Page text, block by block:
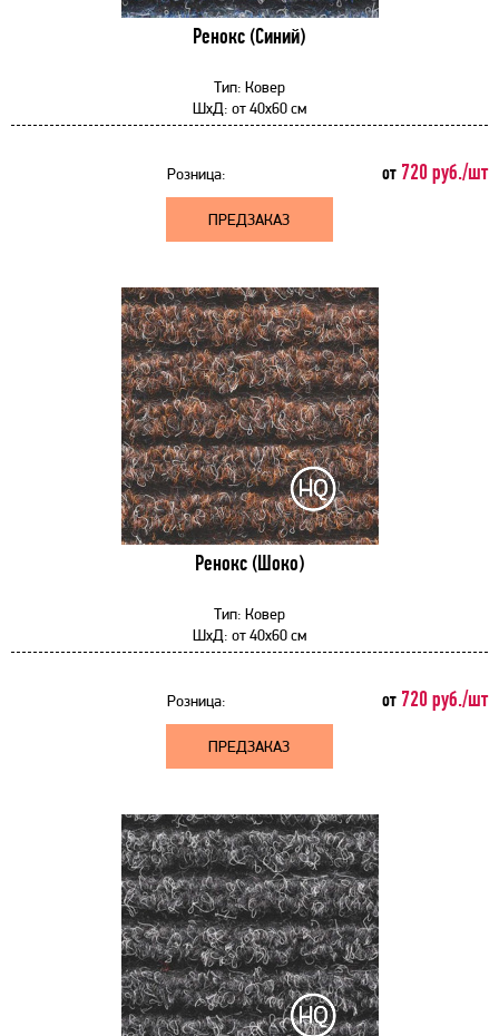
Ренокс (Синий)
Тип: Ковер
ШхД: от40x60 см
Розница: от 720 руб./шт
ПРЕДЗАКАЗ
Ренокс (Шоко)
Тип: Ковер
ШхД: от40x60 см
Розница: от 720 руб./шт
ПРЕДЗАКАЗ